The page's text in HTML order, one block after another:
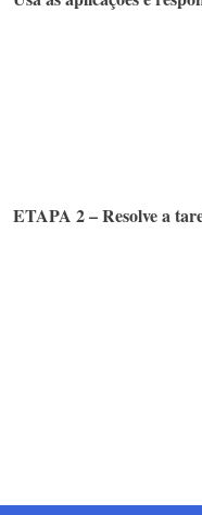
ETAPA 2 – Resolve a